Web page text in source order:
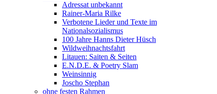
Adressat unbekannt
Rainer-Maria Rilke
Verbotene Lieder und Texte im
Nationalsozialismus
100 Jahre Hanns Dieter Hüsch
Wildweihnachtsfahrt
Litauen: Saiten & Seiten
E.N.D.E. & Poetry Slam
Weinsinnig
Joscho Stephan
ohne festen Rahmen